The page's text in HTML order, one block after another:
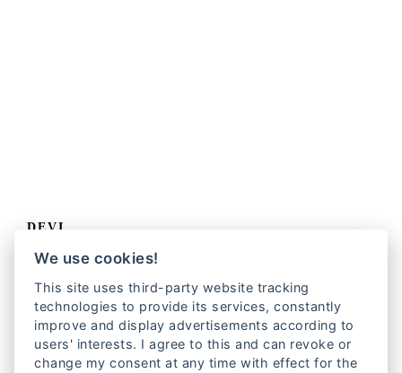
DEVI
We use cookies!
This site uses third-party website tracking
technologies to provide its services, constantly
improve and display advertisements according to
users' interests. I agree to this and can revoke or
change my consent at any time with effect for the